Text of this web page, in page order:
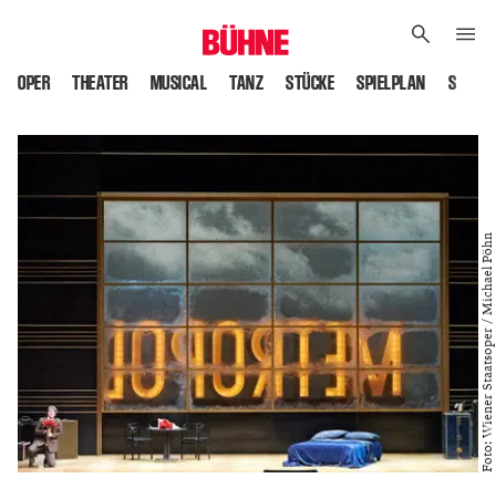
OPER THEATER MUSICAL TANZ STÜCKE SPIELPLAN
Foto: Wiener Staatsoper / Michael Pöhn